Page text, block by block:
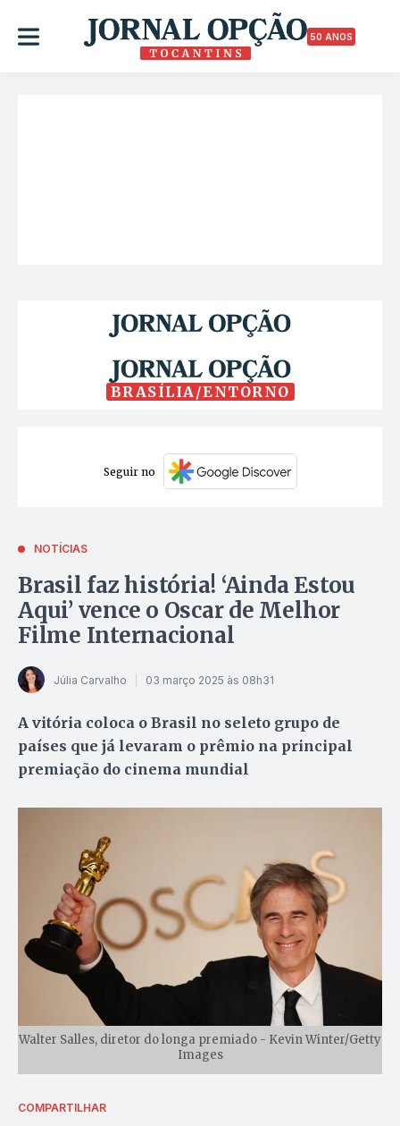
50 ANOS
BRASÍLIA/ENTORNO
Seguir no
NOTÍCIAS
Brasil faz história! ‘Ainda Estou
Aqui’ vence o Oscar de Melhor
Filme Internacional
Júlia Carvalho 03 março 2025 às 08h31
A vitória coloca o Brasil no seleto grupo de
países que já levaram o prêmio na principal
premiação do cinema mundial
Walter Salles, diretor do longa premiado - Kevin Winter/Getty
Images
COMPARTILHAR